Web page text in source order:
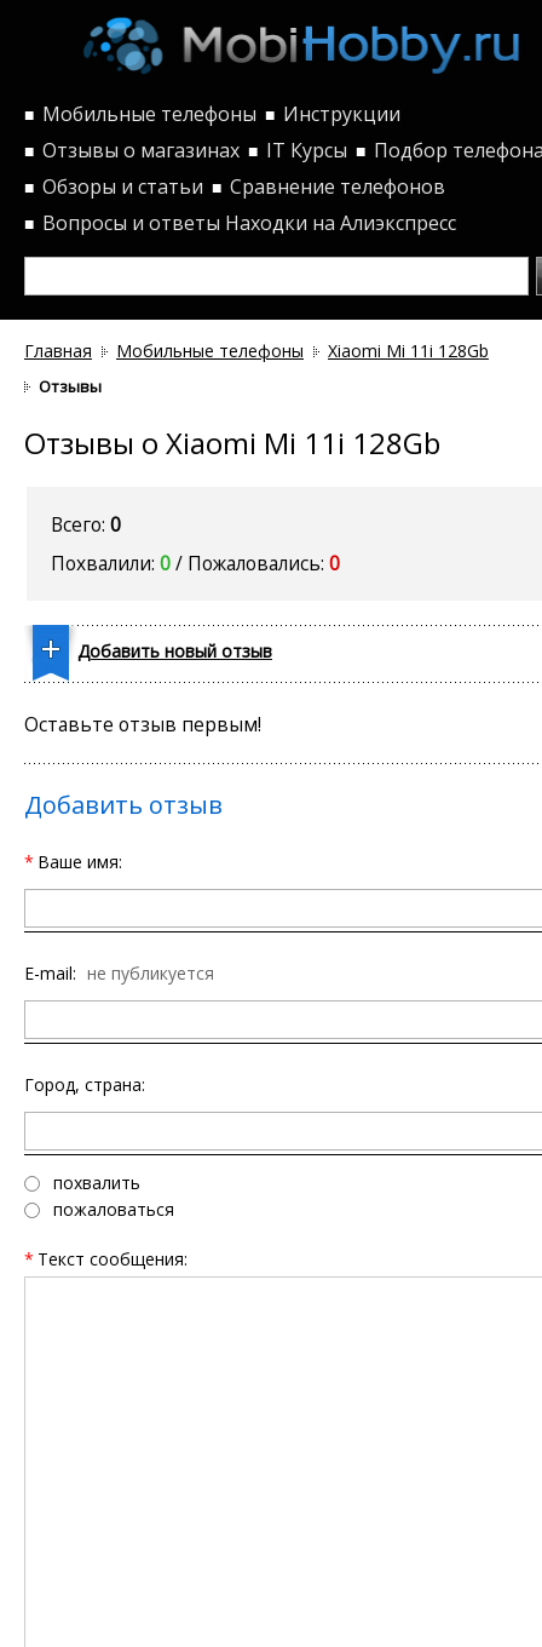
■ Мобильные телефоны ■ Инструкции
■ Отзывы о магазинах ■ IT Курсы ■ Подбор
■ Обзоры и статьи ■ Сравнение телефонов
■ Вопросы и ответы Находки на Алиэкспресс
Главная Мобильные телефоны Xiaomi Mi 11i 128Gb
Отзывы
Отзывы о Xiaomi Mi 11i 128Gb
Всего: 0
Похвалили: 0/ Пожаловались: 0
Добавить новый отзыв
Оставьте отзыв первым!
Добавить отзыв
* Ваше имя:
E-mail: не публикуется
Город, страна:
похвалить
пожаловаться
* Текст сообщения: